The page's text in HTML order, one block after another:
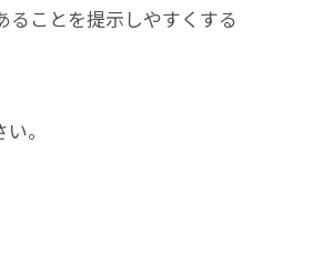
ることを提示しやすくする
。